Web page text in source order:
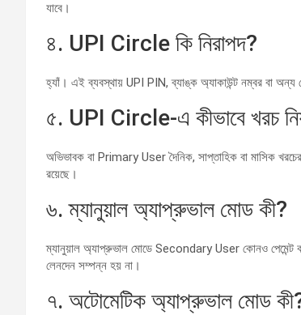
যাবে।
৪. UPI Circle কি নিরাপদ?
হ্যাঁ। এই ব্যবস্থায় UPI PIN, ব্যাঙ্ক অ্যাকাউন্ট নম্বর বা
৫. UPI Circle-এ কীভাবে খরচ
অভিভাবক বা Primary User দৈনিক, সাপ্তাহিক বা মাসিক
রয়েছে।
৬. ম্যানুয়াল অ্যাপ্রুভাল মোড কী?
ম্যানুয়াল অ্যাপ্রুভাল মোডে Secondary User কোনও পেমেন্ট
লেনদেন সম্পন্ন হয় না।
৭. অটোমেটিক অ্যাপ্রুভাল মোড